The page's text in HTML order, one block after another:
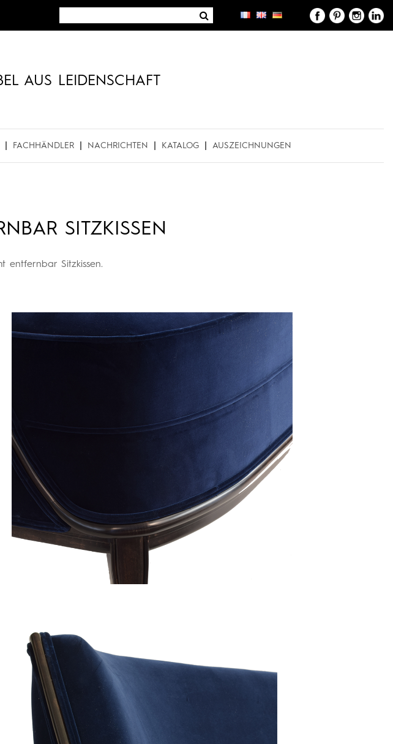
AUS LEIDENSCHAFT
FACHHÄNDLER NACHRICHTEN KATALOG AUSZEICHNUNGEN
SITZKISSEN
entfernbar Sitzkissen.